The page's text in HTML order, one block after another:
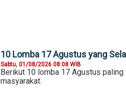
10 Lomba 17 Agustus yang
Sabtu, 01/08/2026 08:08 WIB
Berikut 10 lomba 17 Agustus
masyarakat.